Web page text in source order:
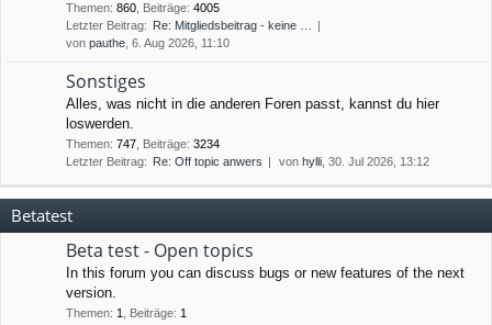
Themen: 860 Beiträge: 4005
Letzter Beitrag: Re: Mitgliedsbeitrag - keine …
von pauthe , 6. Aug 2026, 11:10
Sonstiges
Alles, was nicht in die anderen Foren passt, kannst du hier
loswerden.
Themen: 747 Beiträge: 3234
Letzter Beitrag: Re: Off topic anwers von hylli , 30. Jul 2026, 13:12
Betatest
Beta test - Open topics
In this forum you can discuss bugs or new features of the next
version.
Themen: 1 Beiträge: 1